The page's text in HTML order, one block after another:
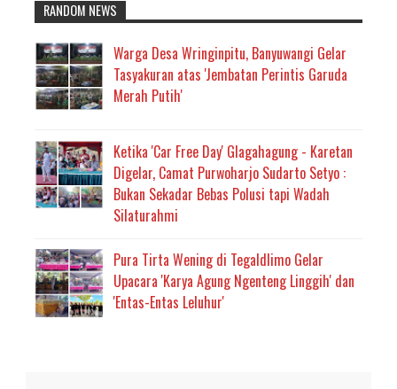
RANDOM NEWS
Warga Desa Wringinpitu, Banyuwangi Gelar
Tasyakuran atas 'Jembatan Perintis Garuda
Merah Putih'
Ketika 'Car Free Day' Glagahagung - Karetan
Digelar, Camat Purwoharjo Sudarto Setyo :
Bukan Sekadar Bebas Polusi tapi Wadah
Silaturahmi
Pura Tirta Wening di Tegaldlimo Gelar
Upacara 'Karya Agung Ngenteng Linggih' dan
'Entas-Entas Leluhur'